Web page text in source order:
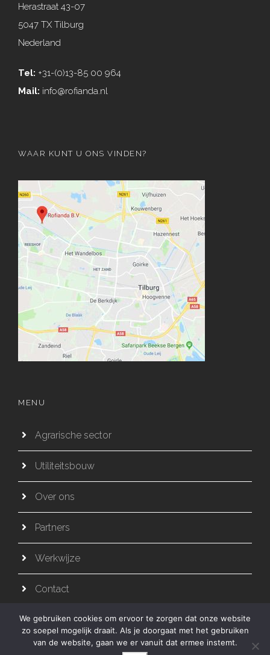
Herastraat 43-07
5047 TX Tilburg
Nederland
Tel: +31-(0)13-85 00 964
Mail: info@rofianda.nl
WAAR KUNT U ONS VINDEN?
MENU
Agrarische sector
Utiliteitsbouw
Over ons
Partners
Werkwijze
Contact
We gebruiken cookies om ervoor te zorgen dat onze website
zo soepel mogelijk draait. Als je doorgaat met het gebruiken
van de website, gaan we er vanuit dat ermee instemt.